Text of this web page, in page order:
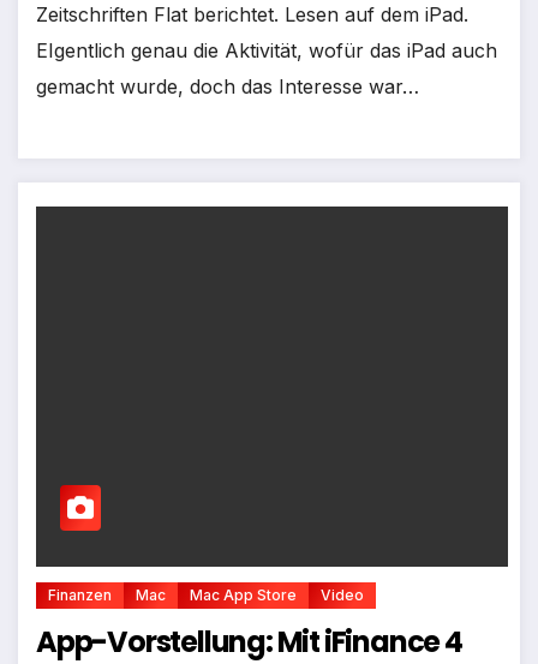
Zeitschriften Flat berichtet. Lesen auf dem iPad.
EIgentlich genau die Aktivität, wofür das iPad auch
gemacht wurde, doch das Interesse war…
Finanzen Mac Mac App Store Video
App-Vorstellung: Mit iFinance 4